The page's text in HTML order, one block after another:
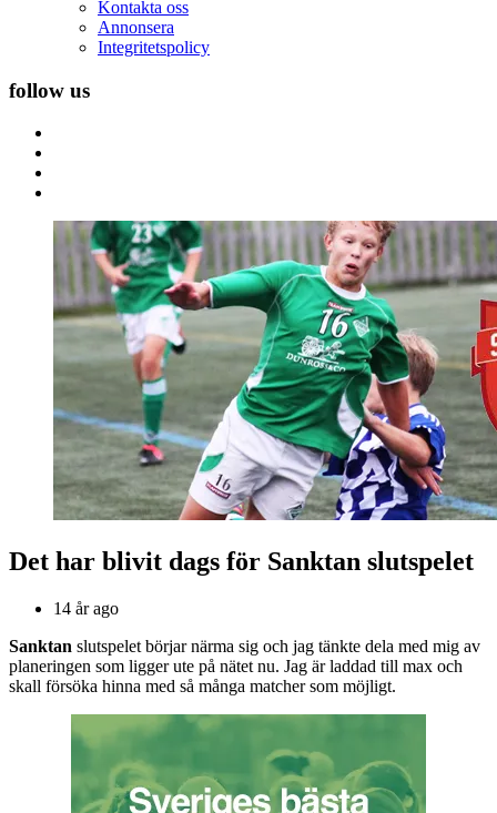
Kontakta oss
Annonsera
Integritetspolicy
follow us
Det har blivit dags för Sanktan slutspelet
14 år ago
Sanktan slutspelet börjar närma sig och jag tänkte dela med mig av
planeringen som ligger ute på nätet nu. Jag är laddad till max och
skall försöka hinna med så många matcher som möjligt.